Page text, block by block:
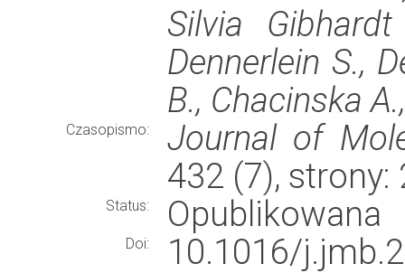
Silvia
Dennerlein S.,
B., Chacinska
Czasopismo:
Journal of
432 (7),
Status: Opublikowana
Doi:
10.1016/